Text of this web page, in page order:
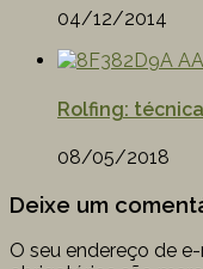
04/12/2014
Rolfing:
08/05/2018
Deixe um
O seu endereço de